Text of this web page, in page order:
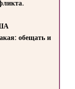
обещать и